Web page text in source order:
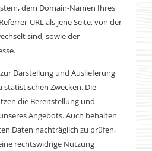
dem Domain-Namen Ihres
URL als jene Seite, von der
sind, sowie der
Darstellung und Auslieferung
Zwecken. Die
die Bereitstellung und
Angebots. Auch behalten
Daten nachträglich zu prüfen,
rechtswidrige Nutzung